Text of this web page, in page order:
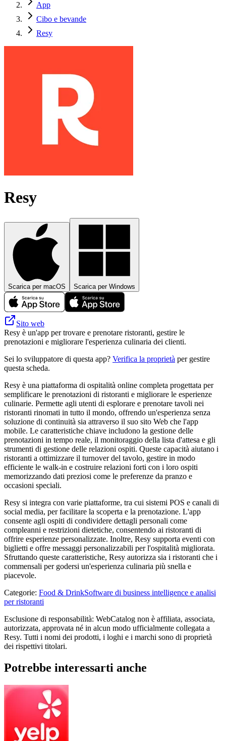
App
Cibo e bevande
Resy
Resy
Scarica per macOS Scarica per Windows
Sito web
Resy è un'app per trovare e prenotare ristoranti, gestire le
prenotazioni e migliorare l'esperienza culinaria dei clienti.
Sei lo sviluppatore di questa app? Verifica la proprietà per gestire
questa scheda.
Resy è una piattaforma di ospitalità online completa progettata per
semplificare le prenotazioni di ristoranti e migliorare le esperienze
culinarie. Permette agli utenti di esplorare e prenotare tavoli nei
ristoranti rinomati in tutto il mondo, offrendo un'esperienza senza
soluzione di continuità sia attraverso il suo sito Web che l'app
mobile. Le caratteristiche chiave includono la gestione delle
prenotazioni in tempo reale, il monitoraggio della lista d'attesa e gli
strumenti di gestione delle relazioni ospiti. Queste capacità aiutano i
ristoranti a ottimizzare il turnover del tavolo, gestire in modo
efficiente le walk-in e costruire relazioni forti con i loro ospiti
memorizzando dati preziosi come le preferenze da pranzo e
occasioni speciali.
Resy si integra con varie piattaforme, tra cui sistemi POS e canali di
social media, per facilitare la scoperta e la prenotazione. L'app
consente agli ospiti di condividere dettagli personali come
compleanni e restrizioni dietetiche, consentendo ai ristoranti di
offrire esperienze personalizzate. Inoltre, Resy supporta eventi con
biglietti e offre messaggi personalizzabili per l'ospitalità migliorata.
Sfruttando queste caratteristiche, Resy autorizza sia i ristoranti che i
commensali per godersi un'esperienza culinaria più snella e
piacevole.
Categorie: Food & DrinkSoftware di business intelligence e analisi
per ristoranti
Esclusione di responsabilità: WebCatalog non è affiliata, associata,
autorizzata, approvata né in alcun modo ufficialmente collegata a
Resy. Tutti i nomi dei prodotti, i loghi e i marchi sono di proprietà
dei rispettivi titolari.
Potrebbe interessarti anche